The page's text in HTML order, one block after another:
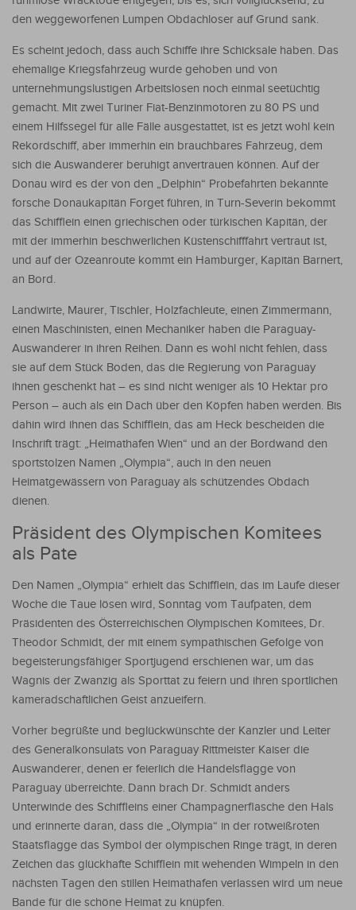
den weggeworfenen Lumpen Obdachloser auf Grund sank.
Es scheint jedoch, dass auch Schiffe ihre Schicksale haben. Das
ehemalige Kriegsfahrzeug wurde gehoben und von
unternehmungslustigen Arbeitslosen noch einmal seetüchtig
gemacht. Mit zwei Turiner Fiat-Benzinmotoren zu 80 PS und
einem Hilfssegel für alle Fälle ausgestattet, ist es jetzt wohl kein
Rekordschiff, aber immerhin ein brauchbares Fahrzeug, dem
sich die Auswanderer beruhigt anvertrauen können. Auf der
Donau wird es der von den „Delphin“ Probefahrten bekannte
forsche Donaukapitän Forget führen, in Turn-Severin bekommt
das Schifflein einen griechischen oder türkischen Kapitän, der
mit der immerhin beschwerlichen Küstenschifffahrt vertraut ist,
und auf der Ozeanroute kommt ein Hamburger, Kapitän Barnert,
an Bord.
Landwirte, Maurer, Tischler, Holzfachleute, einen Zimmermann,
einen Maschinisten, einen Mechaniker haben die Paraguay-
Auswanderer in ihren Reihen. Dann es wohl nicht fehlen, dass
sie auf dem Stück Boden, das die Regierung von Paraguay
ihnen geschenkt hat – es sind nicht weniger als 10 Hektar pro
Person – auch als ein Dach über den Köpfen haben werden. Bis
dahin wird ihnen das Schifflein, das am Heck bescheiden die
Inschrift trägt: „Heimathafen Wien“ und an der Bordwand den
sportstolzen Namen „Olympia“, auch in den neuen
Heimatgewässern von Paraguay als schützendes Obdach
dienen.
Präsident des Olympischen Komitees
als Pate
Den Namen „Olympia“ erhielt das Schifflein, das im Laufe dieser
Woche die Taue lösen wird, Sonntag vom Taufpaten, dem
Präsidenten des Österreichischen Olympischen Komitees, Dr.
Theodor Schmidt, der mit einem sympathischen Gefolge von
begeisterungsfähiger Sportjugend erschienen war, um das
Wagnis der Zwanzig als Sporttat zu feiern und ihren sportlichen
kameradschaftlichen Geist anzueifern.
Vorher begrüßte und beglückwünschte der Kanzler und Leiter
des Generalkonsulats von Paraguay Rittmeister Kaiser die
Auswanderer, denen er feierlich die Handelsflagge von
Paraguay überreichte. Dann brach Dr. Schmidt anders
Unterwinde des Schiffleins einer Champagnerflasche den Hals
und erinnerte daran, dass die „Olympia“ in der rotweißroten
Staatsflagge das Symbol der olympischen Ringe trägt, in deren
Zeichen das glückhafte Schifflein mit wehenden Wimpeln in den
nächsten Tagen den stillen Heimathafen verlassen wird um neue
Bande für die schöne Heimat zu knüpfen.